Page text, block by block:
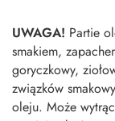
UWAGA! Partie
smakiem,
goryczkowy,
związków
oleju. Może